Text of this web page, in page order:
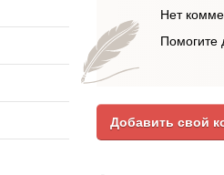
Нет
Помогите
Добавить свой